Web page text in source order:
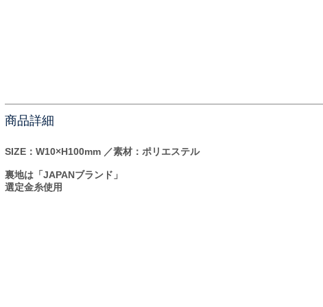
商品詳細
SIZE：W10×H100mm ／素材：ポリエステル
裏地は「JAPANブランド」
選定金糸使用